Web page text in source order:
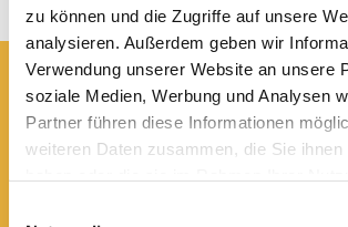
zu können und die Zugriffe auf unsere
analysieren. Außerdem geben wir
Verwendung unserer Website an unsere
soziale Medien, Werbung und Analysen
Partner führen diese Informationen
weiteren Daten zusammen, die Sie ihnen
Hier erreichen Sie uns:
Ev.-luth. Domkirche St. Blasii zu
Domplatz 5